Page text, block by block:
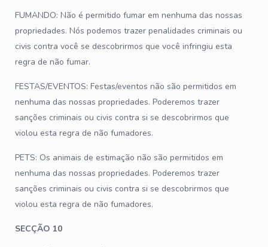
FUMANDO: Não é permitido fumar em nenhuma das nossas
propriedades. Nós podemos trazer penalidades criminais ou
civis contra você se descobrirmos que você infringiu esta
regra de não fumar.
FESTAS/EVENTOS: Festas/eventos não são permitidos em
nenhuma das nossas propriedades. Poderemos trazer
sanções criminais ou civis contra si se descobrirmos que
violou esta regra de não fumadores.
PETS: Os animais de estimação não são permitidos em
nenhuma das nossas propriedades. Poderemos trazer
sanções criminais ou civis contra si se descobrirmos que
violou esta regra de não fumadores.
SECÇÃO 10